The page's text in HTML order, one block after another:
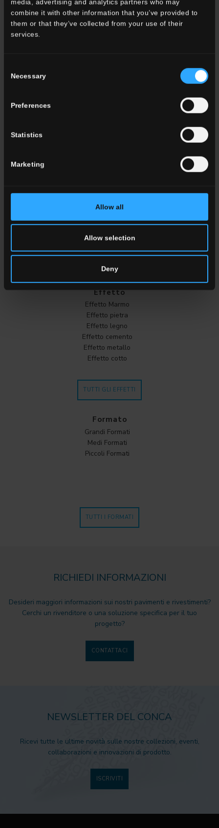
media, advertising and analytics partners who may
combine it with other information that you’ve provided to
them or that they’ve collected from your use of their
services.
Selection
Necessary
Preferences
Statistics
Marketing
Allow all
Allow selection
Deny
Beige
Marrone
Effetto
Effetto Marmo
Effetto pietra
Effetto legno
Effetto cemento
Effetto metallo
Effetto cotto
TUTTI GLI EFFETTI
Formato
Grandi Formati
Medi Formati
Piccoli Formati
TUTTI I FORMATI
RICHIEDI INFORMAZIONI
Desideri maggiori informazioni sui nostri pavimenti e rivestimenti?
Cerchi un rivenditore o una soluzione specifica per il tuo
progetto?
CONTATTACI
NEWSLETTER DEL CONCA
Ricevi tutte le ultime novità sulle nostre collezioni, eventi,
collaborazioni e innovazioni di prodotto.
ISCRIVITI